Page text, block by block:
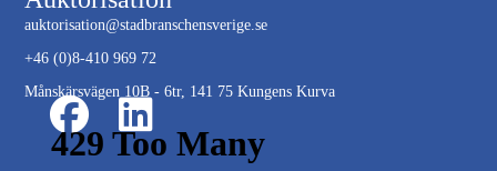
auktorisation@stadbranschensverige.se
+46 (0)8-410 969 72
Månskärsvägen 10B - 6tr, 141 75 Kungens Kurva